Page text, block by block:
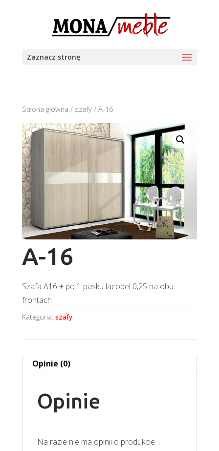
Zaznacz stronę
Strona główna / szafy/ A-16
A-16
Szafa A16 + po 1 pasku lacobel 0,25 na obu
frontach
Kategoria: szafy
Opinie (0)
Opinie
Na razie nie ma opinii o produkcie.